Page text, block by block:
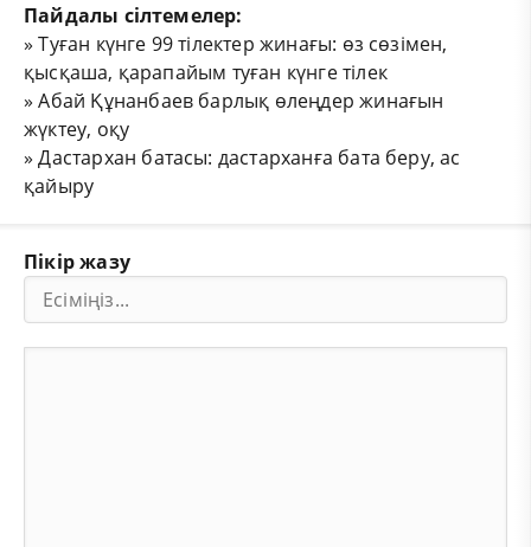
Пайдалы сілтемелер:
»Туған күнге 99 тілектер жинағы: өз сөзімен,
қысқаша, қарапайым туған күнге тілек
»Абай Құнанбаев барлық өлеңдер жинағын
жүктеу, оқу
»Дастархан батасы: дастарханға бата беру, ас
қайыру
Пікір жазу